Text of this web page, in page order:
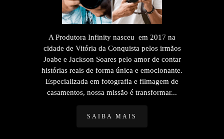
A Produtora Infinity nasceu em 2017 na
cidade de Vitória da Conquista pelos irmãos
Joabe e Jackson Soares pelo amor de contar
histórias reais de forma única e emocionante.
Especializada em fotografia e filmagem de
casamentos, nossa missão é transformar...
SAIBA MAIS